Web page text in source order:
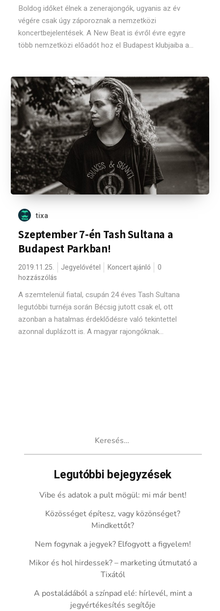
Boldog időket élnek a zenerajongók, ugyanis az év
végére csak úgy záporoznak a nemzetközi
koncertbejelentések. A New Beat is évről évre egyre
több nemzetközi előadót hoz el Budapest klubjaiba a...
tixa
Szeptember 7-én Tash Sultana a
Budapest Parkban!
2019.11.25. Jegyelővétel Koncert ajánló
0
hozzászólás
A szemtelenül fiatal, csupán 24 éves Tash Sultana
legutóbbi turnéja során Bécsig jutott csak el, ott
azonban a hatalmas érdeklődésre való tekintettel
azonnal duplázott is. A magyar rajongóknak...
Legutóbbi bejegyzések
Vibe és adatok a pult mögül: mi már bent!
Közösséget építesz, vagy közönséget?
Mindkettőt?
Nem fogynak a jegyek? Elfogyott a figyelem!
Mikor és hol hirdessek? – marketing útmutató a
Tixától
A postaládából a színpad elé: hírlevél, mint a
jegyértékesítés segítője